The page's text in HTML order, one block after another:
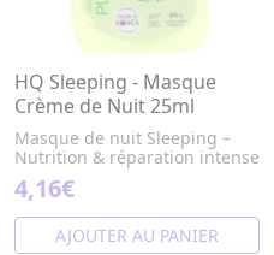
HQ Sleeping - Masque
Crème de Nuit 25ml
Masque de nuit Sleeping –
Nutrition & réparation intense
4,16€
AJOUTER AU PANIER